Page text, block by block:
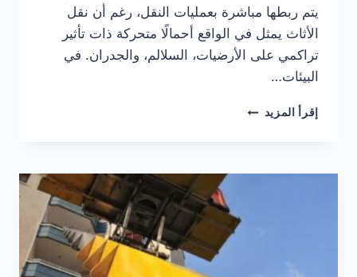
يتم ربطها مباشرة بعمليات النقل، رغم أن نقل
الأثاث يمثل في الواقع أحمالًا متحركة ذات تأثير
تراكمي على الأرضيات، السلالم، والجدران. في
البيئات…
إقرأ المزيد تأثير
على
المباني
السكنية